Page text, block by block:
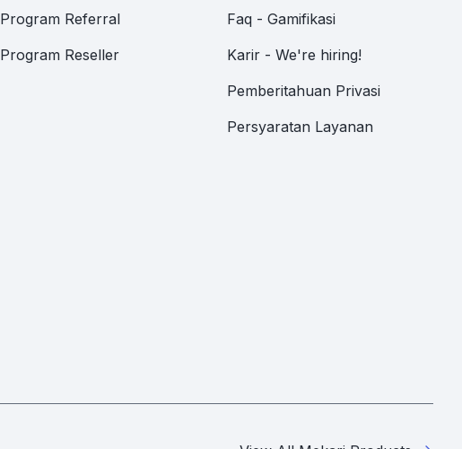
Program Referral
Program Reseller
Faq - Gamifikasi
Karir - We're hiring!
Pemberitahuan Privasi
Persyaratan Layanan